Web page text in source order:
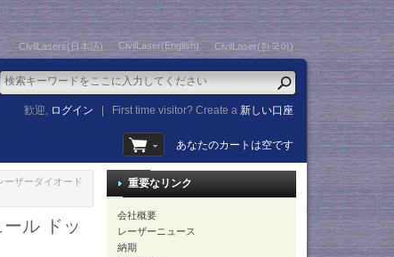
CivilLasers(日本語) CivilLaser(English) CivilLaser(한국어)
歓迎, ログイン First time visitor? Create a新しい口座
あなたのカートは空です
ザーダイオード
ル ドッ
重要なリンク
会社概要
レーザーニュース
納期